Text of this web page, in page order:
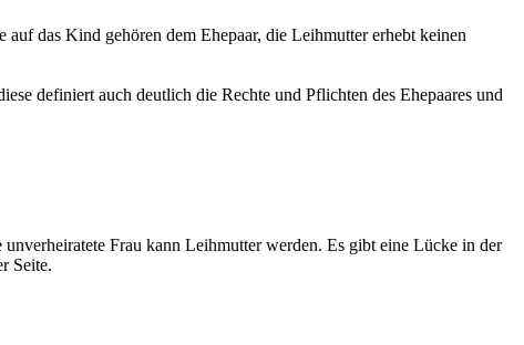
das Kind gehören dem Ehepaar, die Leihmutter erhebt keinen
definiert auch deutlich die Rechte und Pflichten des Ehepaares und
Frau kann Leihmutter werden. Es gibt eine Lücke in der
Seite.